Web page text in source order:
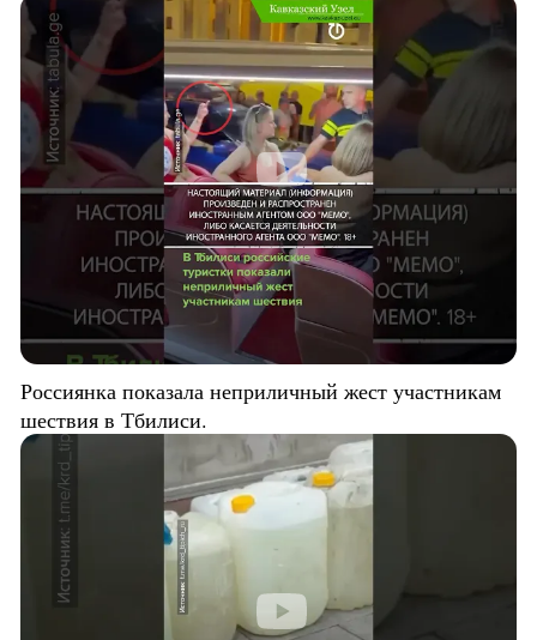
Россиянка показала неприличный жест участникам
шествия в Тбилиси.